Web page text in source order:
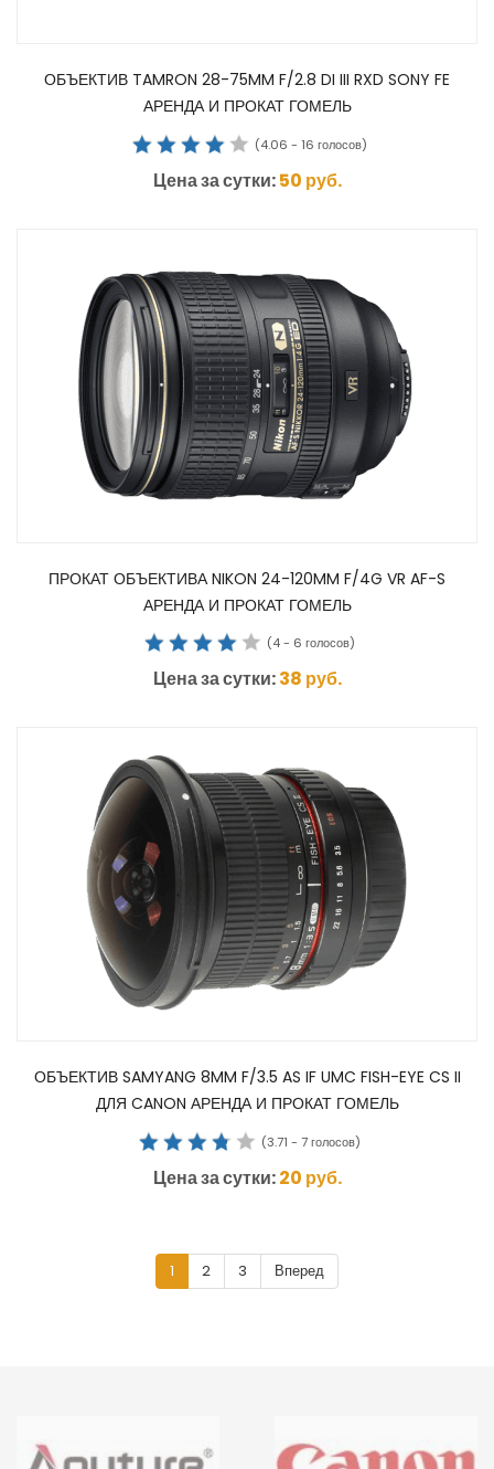
ОБЪЕКТИВ TAMRON 28-75MM F/2.8 DI III RXD SONY FE
АРЕНДА И ПРОКАТ ГОМЕЛЬ
(4.06 - 16 голосов)
Цена за сутки:50 руб.
ПРОКАТ ОБЪЕКТИВА NIKON 24-120MM F/4G VR AF-S
АРЕНДА И ПРОКАТ ГОМЕЛЬ
(4- 6 голосов)
Цена за сутки:38 руб.
ОБЪЕКТИВ SAMYANG 8MM F/3.5 AS IF UMC FISH-EYE CS II
ДЛЯ CANON АРЕНДА И ПРОКАТ ГОМЕЛЬ
(3.71 - 7голосов)
Цена за сутки:20 руб.
1 2 3 Вперед